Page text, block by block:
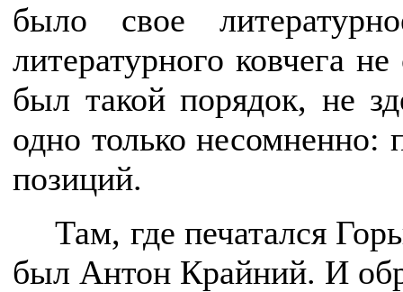
было свое
литературного ковчега
был такой порядок, не
одно только несомненно:
позиций.
Там, где печатался
был Антон Крайний. И